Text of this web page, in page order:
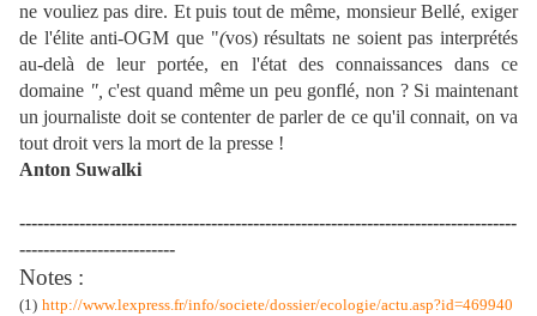
ne vouliez pas dire. Et puis tout de même, monsieur Bellé, exiger
de l'élite anti-OGM que "(vos) résultats ne soient pas interprétés
au-delà de leur portée, en l'état des connaissances dans ce
domaine ", c'est quand même un peu gonflé, non ? Si maintenant
un journaliste doit se contenter de parler de ce qu'il connait, on va
tout droit vers la mort de la presse !
Anton Suwalki
-----------------------------------------------------------------------------------
--------------------------
Notes :
(1) http://www.lexpress.fr/info/societe/dossier/ecologie/actu.asp?id=469940